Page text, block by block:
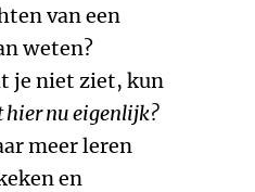
van een
weten?
je niet ziet, kun
hier nu eigenlijk?
meer leren
en